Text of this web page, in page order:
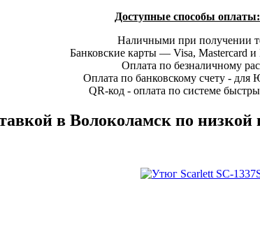
Доступные способы оплаты:
Наличными при получении
Банковские карты — Visa, Mastercard
Оплата по безналичному
Оплата по банковскому счету -
QR-код - оплата по системе
в Волоколамск по